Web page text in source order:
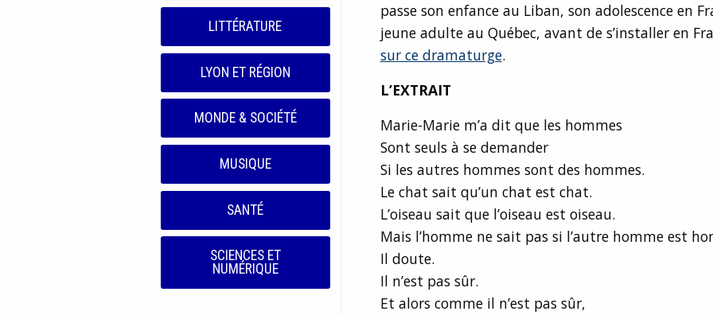
LITTÉRATURE
LYON ET RÉGION
MONDE & SOCIÉTÉ
MUSIQUE
SANTÉ
SCIENCES ET
NUMÉRIQUE
passe son enfance au Liban, son adolescence en
jeune adulte au Québec, avant de s’installer en
sur ce dramaturge.
L’EXTRAIT
Marie-Marie m’a dit que les hommes
Sont seuls à se demander
Si les autres hommes sont des hommes.
Le chat sait qu’un chat est chat.
L’oiseau sait que l’oiseau est oiseau.
Mais l’homme ne sait pas si l’autre homme est
Il doute.
Il n’est pas sûr.
Et alors comme il n’est pas sûr,